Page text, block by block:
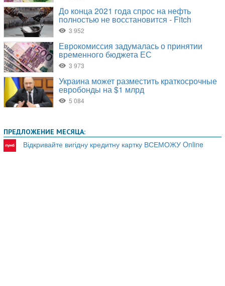
ПРЕДЛОЖЕНИЕ МЕСЯЦА:
Відкривайте вигідну кредитну картку ВСЕМОЖУ Online